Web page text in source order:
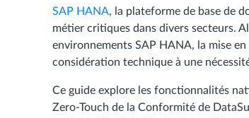
SAP HANA, la plateforme de base de
métier critiques dans divers secteurs.
environnements SAP HANA, la mise
considération technique à une
Ce guide explore les fonctionnalités
Zero-Touch de la Conformité de